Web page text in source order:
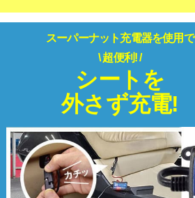
スーパーナット充電器を使用で
\ 超便利! /
シートを
外さず充電!